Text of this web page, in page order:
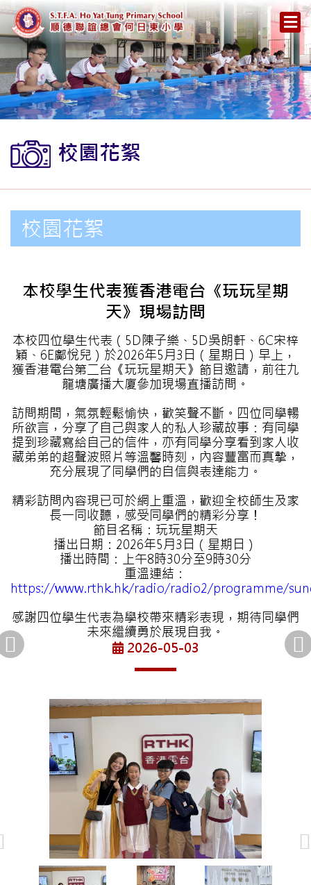
校園花絮
校園花絮
本校學生代表獲香港電台《玩玩星期
天》現場訪問
本校四位學生代表（5D陳子樂、5D吳朗軒、6C宋梓
穎、6E鄺悅兒）於2026年5月3日（星期日）早上，
獲香港電台第二台《玩玩星期天》節目邀請，前往九
龍塘廣播大廈參加現場直播訪問。
訪問期間，氣氛輕鬆愉快，歡笑聲不斷。四位同學暢
所欲言，分享了自己與家人的私人珍藏故事：有同學
提到珍藏寫給自己的信件，亦有同學分享看到家人收
藏弟弟的超聲波照片等溫馨時刻，內容豐富而真摯，
充分展現了同學們的自信與表達能力。
精彩訪問內容現已可於網上重溫，歡迎全校師生及家
長一同收聽，感受同學們的精彩分享！
節目名稱：玩玩星期天
播出日期：2026年5月3日（星期日）
播出時間：上午8時30分至9時30分
重溫連結：
https://www.rthk.hk/radio/radio2/programme/
感謝四位學生代表為學校帶來精彩表現，期待同學們
未來繼續勇於展現自我。
2026-05-03